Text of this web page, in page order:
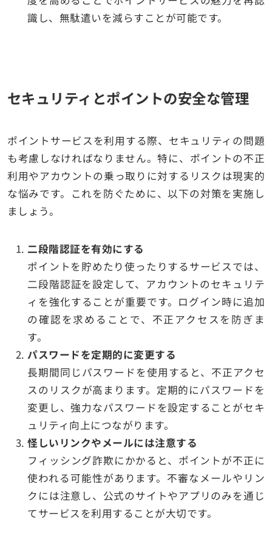
識し、無駄遣いを減らすことが可能です。
セキュリティとポイントの安全な管理
ポイントサービスを利用する際、セキュリティの問題
も考慮しなければなりません。特に、ポイントの不正
利用やアカウントの乗っ取りに対するリスクは現実的
な悩みです。これを防ぐために、以下の対策を実施し
ましょう。
二段階認証を有効にする
ポイントを貯めたり使ったりするサービスでは、
二段階認証を設定して、アカウントのセキュリテ
ィを強化することが重要です。ログイン時に追加
の確認を求めることで、不正アクセスを防ぎま
す。
パスワードを定期的に変更する
長期間同じパスワードを使用すると、不正アクセ
スのリスクが高まります。定期的にパスワードを
変更し、強力なパスワードを設定することがセキ
ュリティ向上につながります。
怪しいリンクやメールには注意する
フィッシング詐欺にかかると、ポイントが不正に
使われる可能性があります。不審なメールやリン
クには注意し、公式のサイトやアプリのみを通じ
てサービスを利用することが大切です。